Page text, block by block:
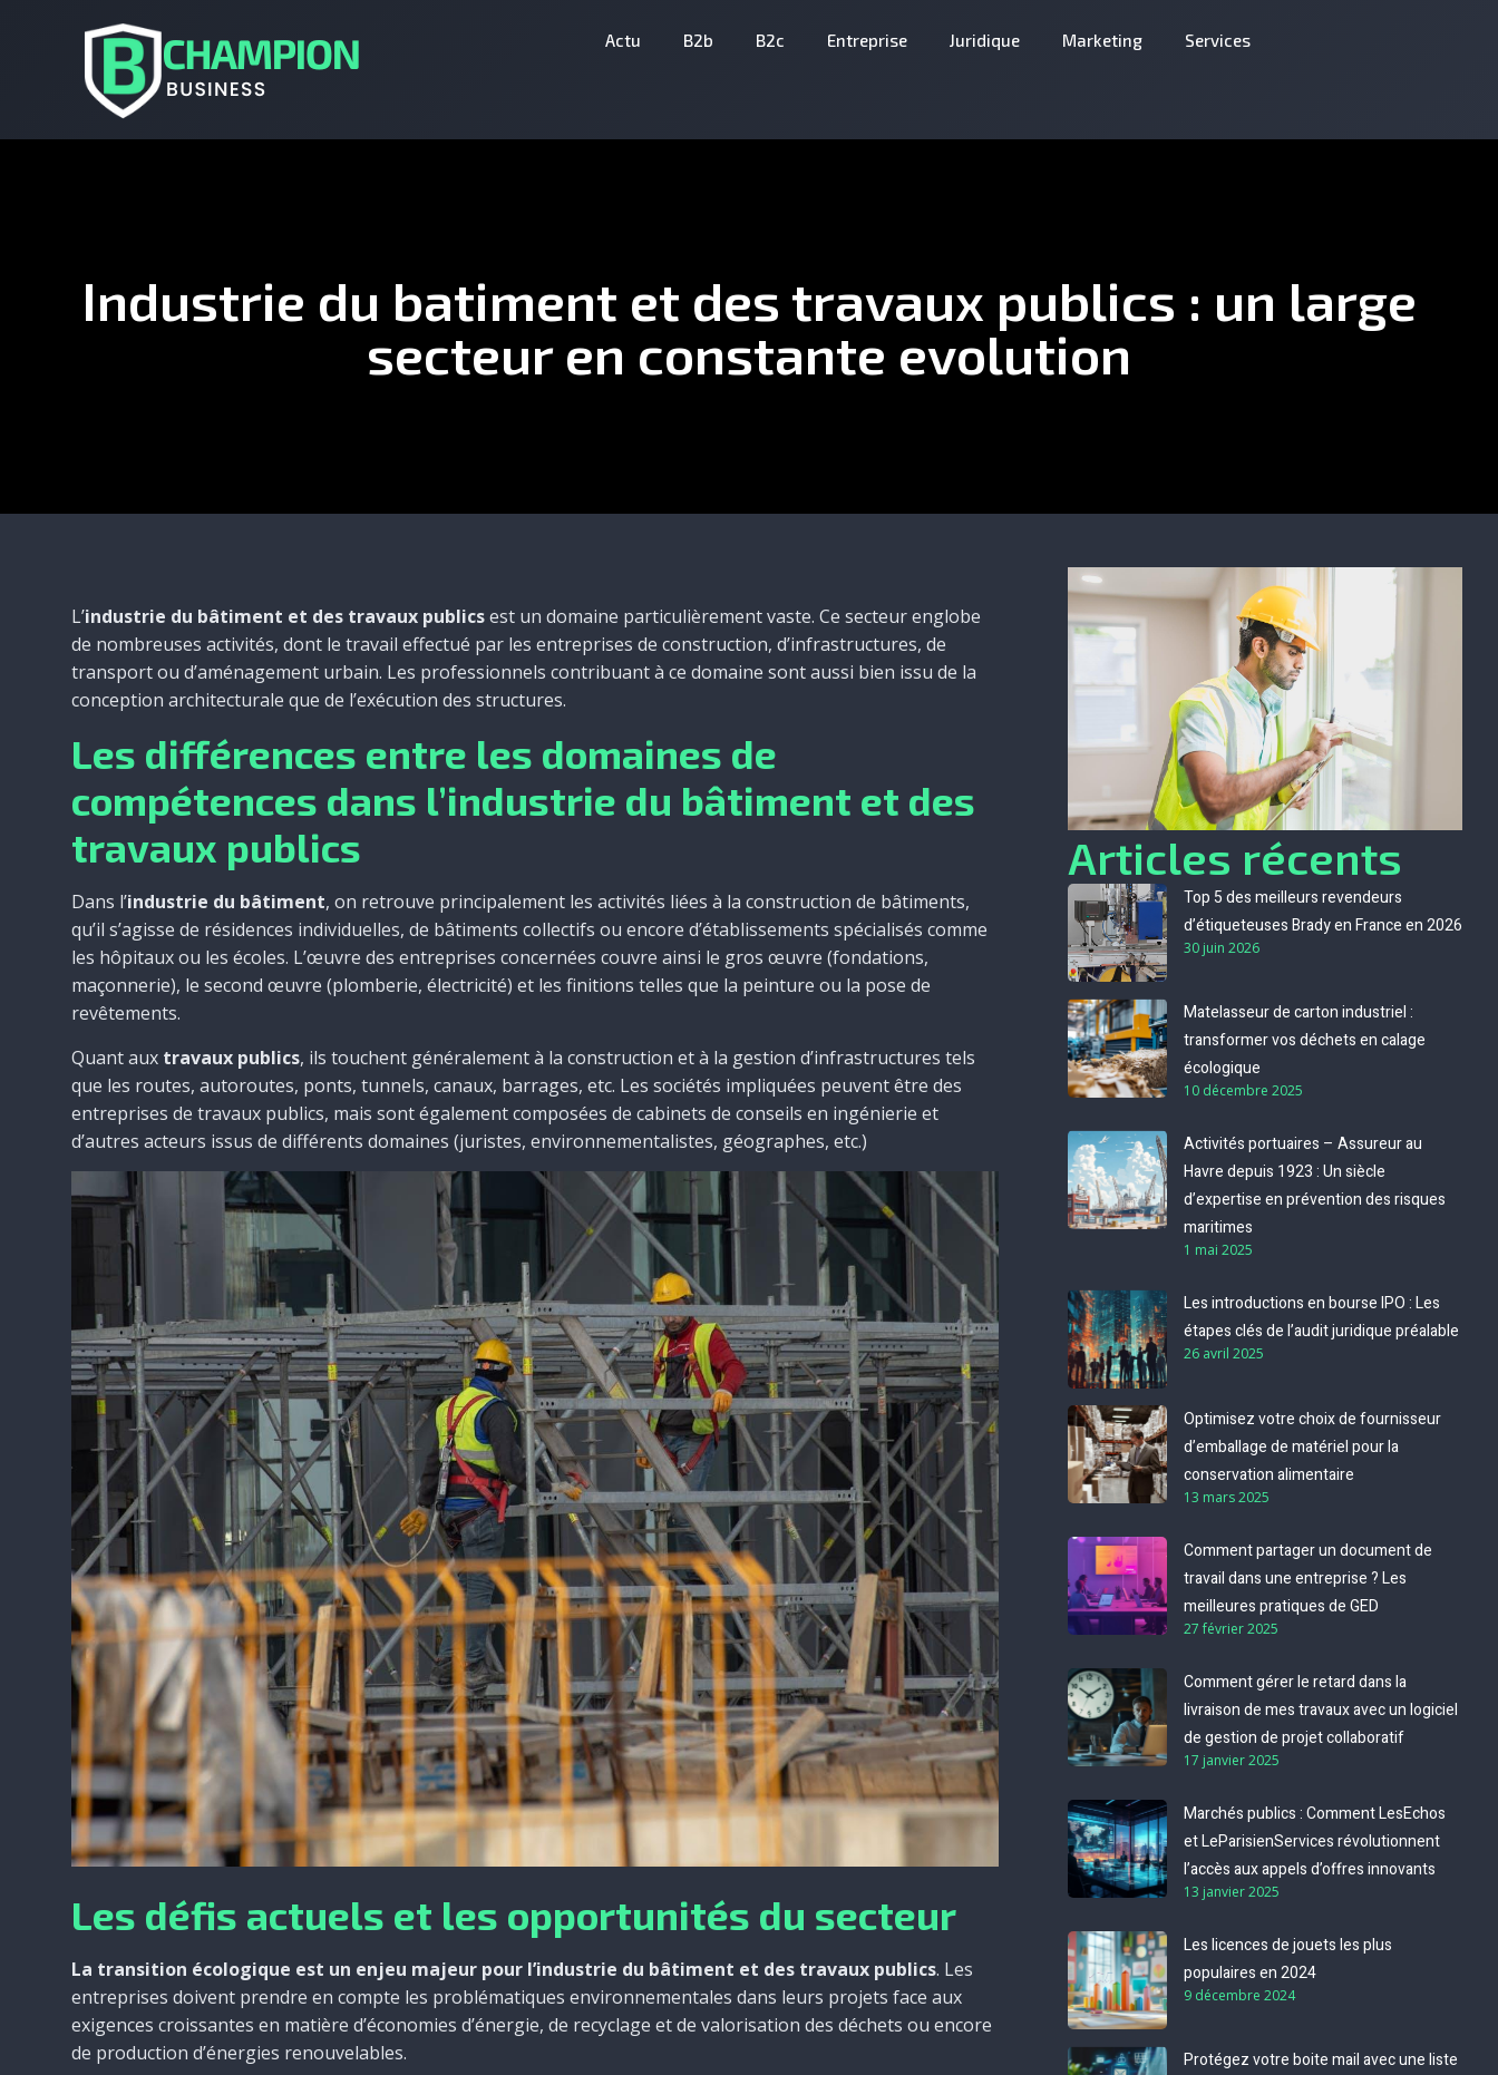
Actu B2b B2c Entreprise Juridique Marketing Services
Industrie du batiment et des travaux publics : un large
secteur en constante evolution
L’industrie du bâtiment et des travaux publicsest un domaine particulièrement vaste. Ce secteur englobe
de nombreuses activités, dont le travail effectué par les entreprises de construction, d’infrastructures, de
transport ou d’aménagement urbain. Les professionnels contribuant à ce domaine sont aussi bien issu de la
conception architecturale que de l’exécution des structures.
Les différences entre les domaines de
compétences dans l’industrie du bâtiment et des
travaux publics
Dans l’industrie du bâtiment, on retrouve principalement les activités liées à la construction de bâtiments,
qu’il s’agisse de résidences individuelles, de bâtiments collectifs ou encore d’établissements spécialisés comme
les hôpitaux ou les écoles. L’œuvre des entreprises concernées couvre ainsi le gros œuvre (fondations,
maçonnerie), le second œuvre (plomberie, électricité) et les finitions telles que la peinture ou la pose de
revêtements.
Quant aux travaux publics, ils touchent généralement à la construction et à la gestion d’infrastructures tels
que les routes, autoroutes, ponts, tunnels, canaux, barrages, etc. Les sociétés impliquées peuvent être des
entreprises de travaux publics, mais sont également composées de cabinets de conseils en ingénierie et
d’autres acteurs issus de différents domaines (juristes, environnementalistes, géographes, etc.)
Les défis actuels et les opportunités du secteur
La transition écologique est un enjeu majeur pour l’industrie du bâtiment et des travaux publics. Les
entreprises doivent prendre en compte les problématiques environnementales dans leurs projets face aux
exigences croissantes en matière d’économies d’énergie, de recyclage et de valorisation des déchets ou encore
de production d’énergies renouvelables.
Articles récents
Top 5 des meilleurs revendeurs
d’étiqueteuses Brady en France en 2026
30 juin 2026
Matelasseur de carton industriel :
transformer vos déchets en calage
écologique
10 décembre 2025
Activités portuaires – Assureur au
Havre depuis 1923 : Un siècle
d’expertise en prévention des risques
maritimes
1 mai 2025
Les introductions en bourse IPO : Les
étapes clés de l’audit juridique préalable
26 avril 2025
Optimisez votre choix de fournisseur
d’emballage de matériel pour la
conservation alimentaire
13 mars 2025
Comment partager un document de
travail dans une entreprise ? Les
meilleures pratiques de GED
27 février 2025
Comment gérer le retard dans la
livraison de mes travaux avec un logiciel
de gestion de projet collaboratif
17 janvier 2025
Marchés publics : Comment LesEchos
et LeParisienServices révolutionnent
l’accès aux appels d’offres innovants
13 janvier 2025
Les licences de jouets les plus
populaires en 2024
9 décembre 2024
Protégez votre boite mail avec une liste